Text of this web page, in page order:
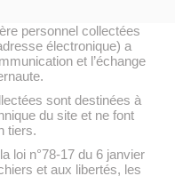
personnel collectées
électronique) a
et l’échange
sont destinées à
du site et ne font
tiers.
loi n°78-17 du 6 janvier
et aux libertés, les